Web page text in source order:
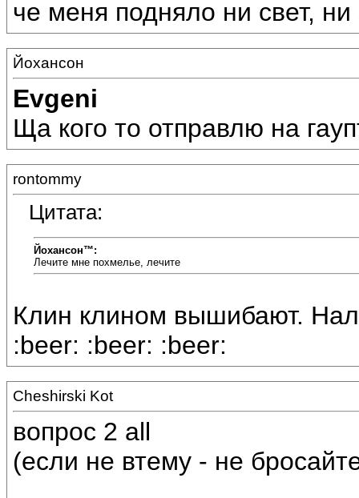
че меня подняло ни свет,
Йохансон
Evgeni
Ща кого то отправлю на
rontommy
Цитата:
Йохансон™:
Лечите мне похмелье, лечите
Клин клином вышибают.
:beer: :beer: :beer:
Cheshirski Kot
вопрос 2 all
(если не втему - не